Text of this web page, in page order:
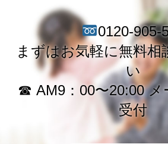
0120-905-
まずはお気軽に無料相
い
☎︎ AM9：00〜20:00
受付